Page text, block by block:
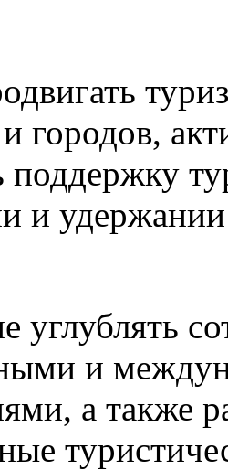
городов,
поддержку
и
углублять
и
а также